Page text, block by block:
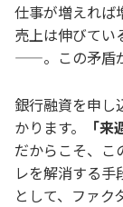
仕事が増えれば
売上は伸びてい
——。この矛盾
銀行融資を申し
かります。
「
だからこそ、こ
レを解消する
として、ファク